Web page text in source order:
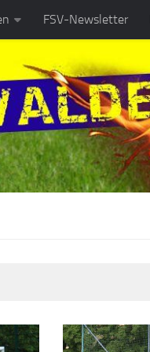
FSV-Newsletter